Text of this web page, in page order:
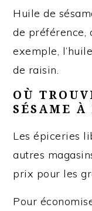
Huile de
de préférence,
exemple,
de raisin.
OÙ
SÉSAME
Les épiceries
autres
prix pour les
Pour